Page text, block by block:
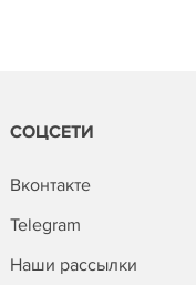
СОЦСЕТИ
Вконтакте
Telegram
Наши рассылки